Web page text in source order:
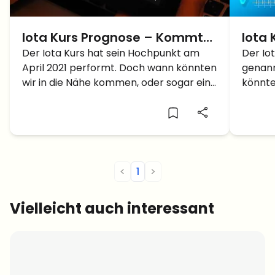
Iota Kurs Prognose – Kommt
bald die große Entscheidung?
$3 oder $0,5?
Der Iota Kurs hat sein Hochpunkt am
April 2021 performt. Doch wann könnten
wir in die Nähe kommen, oder sogar ein
Iota
Der
< 1 >
Vielleicht auch interessant